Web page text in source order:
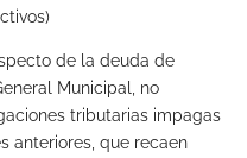
de la deuda de
Municipal, no
tributarias impagas
anteriores, que recaen